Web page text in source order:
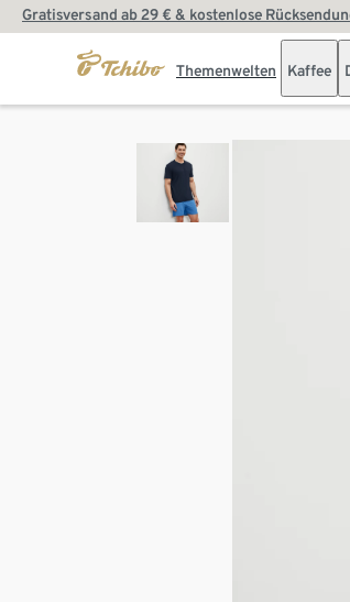
Gratisversand ab 29 € & kostenlose
Themenwelten Kaffee